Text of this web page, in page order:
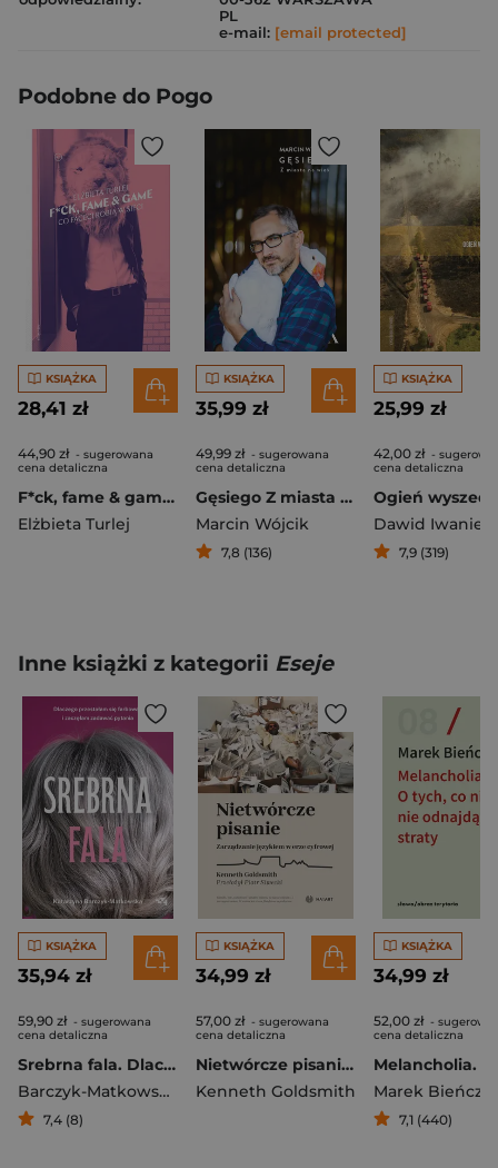
PL
e-mail: [email protected]
Podobne do Pogo
KSIĄŻKA
28,41 zł
44,90 zł - sugerowana
cena detaliczna
F*ck, fame & game Co faceci robią w sieci
Elżbieta Turlej
KSIĄŻKA
35,99 zł
49,99 zł - sugerowana
cena detaliczna
Gęsiego Z miasta na wieś
Marcin Wójcik
7,8 (136)
KSIĄŻKA
25,99 zł
42,00 zł -
cena detaliczna
Dawid Iwaniec
7,9 (319)
Inne książki z kategorii Eseje
KSIĄŻKA
35,94 zł
59,90 zł - sugerowana
cena detaliczna
Srebrna fala. Dlaczego przestałam się farbować i zaczęłam zadawać pytania
Barczyk-Matkowska Katarzyna
7,4 (8)
KSIĄŻKA
34,99 zł
57,00 zł - sugerowana
cena detaliczna
Nietwórcze pisanie. Zarządzanie językiem w erze cyfrowej
Kenneth Goldsmith
KSIĄŻKA
34,99 zł
52,00 zł -
cena detaliczna
Marek
7,1 (440)